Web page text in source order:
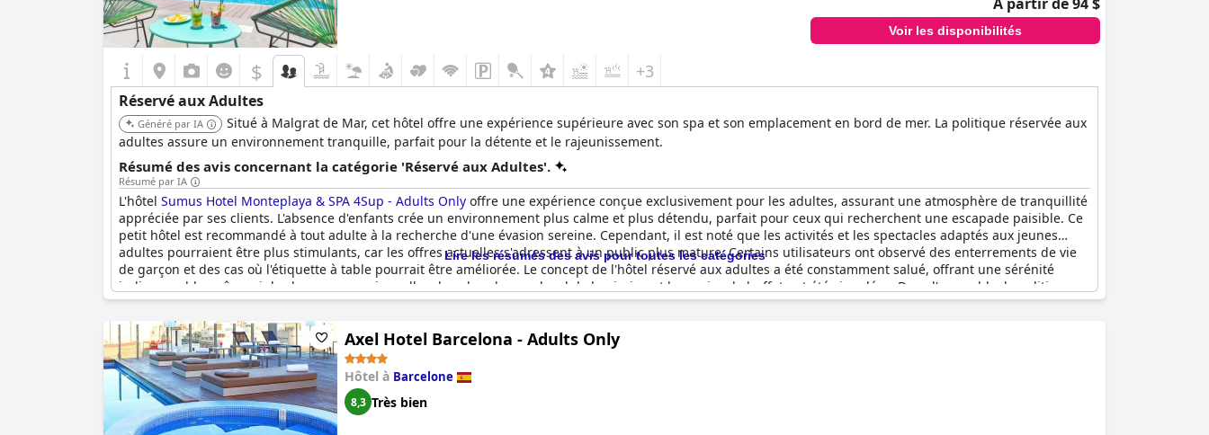
Voir les disponibilités
$ +3
Réservé aux Adultes
Généré par IA
Situé à Malgrat de Mar, cet hôtel offre une expérience supérieure avec son spa et son emplacement en bord de mer. La politique réservée aux
adultes assure un environnement tranquille, parfait pour la détente et le rajeunissement.
Résumé des avis concernant la catégorie 'Réservé aux Adultes'.
Résumé par IA
L'hôtel Sumus Hotel Monteplaya & SPA 4Sup - Adults Only offre une expérience conçue exclusivement pour les adultes, assurant une atmosphère de tranquillité
appréciée par ses clients. L'absence d'enfants crée un environnement plus calme et plus détendu, parfait pour ceux qui recherchent une escapade paisible. Ce
petit hôtel est recommandé à tout adulte à la recherche d'une évasion sereine. Cependant, il est noté que les activités et les spectacles adaptés aux jeunes
adultes pourraient être plus stimulants, car les offres actuelles s'adressent à un public plus mature. Certains utilisateurs ont observé des enterrements de vie
de garçon et des cas où l'étiquette à table pourrait être améliorée. Le concept de l'hôtel réservé aux adultes a été constamment salué, offrant une sérénité
indispensable, même si des lacunes occasionnelles dans le calme au bord de la piscine et le service de buffet ont été signalées. Dans l'ensemble, la politique
réservée aux adultes est un atout majeur, apprécié pour sa contribution à une expérience de vacances apaisante et sans enfants.
Lire les résumés des avis pour toutes les catégories
Axel Hotel Barcelona - Adults Only
Hôtel à Barcelone
8,3 Très bien